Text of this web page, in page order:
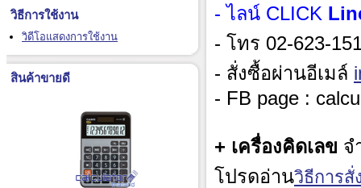
วิธีการใช้งาน
วิดีโอแสดงการใช้งาน
สินค้าขายดี
- ไลน์ CLICK
- โทร 02-623-
- สั่งซื้อผ่านอีเมล์
- FB page :
+ เครื่องคิดเลข จ
โปรดอ่านวิธีการ